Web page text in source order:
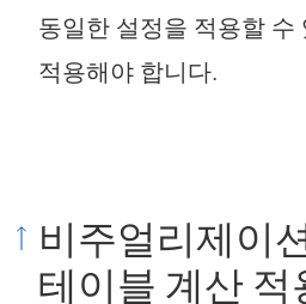
동일한 설정을 적용할 수
적용해야 합니다.
비주얼리제이
테이블 계산 적